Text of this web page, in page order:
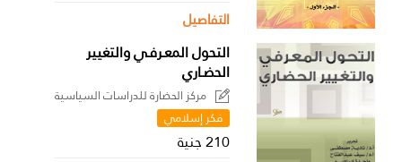
التفاصيل
التحول المعـرفـي والتغيير
الحضـاري
مركز الحضارة للدراسات السياسية
فكر إسلامي
210 جنية